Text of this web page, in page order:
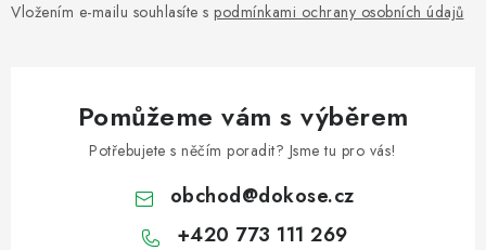
Vložením e-mailu souhlasíte s podmínkami ochrany osobních údajů
Pomůžeme vám s výběrem
Potřebujete s něčím poradit? Jsme tu pro vás!
obchod@dokose.cz
+420 773 111 269